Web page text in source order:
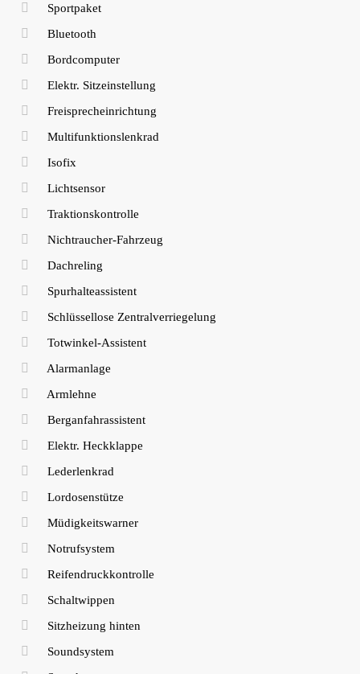
Sportpaket
Bluetooth
Bordcomputer
Elektr. Sitzeinstellung
Freisprecheinrichtung
Multifunktionslenkrad
Isofix
Lichtsensor
Traktionskontrolle
Nichtraucher-Fahrzeug
Dachreling
Spurhalteassistent
Schlüssellose Zentralverriegelung
Totwinkel-Assistent
Alarmanlage
Armlehne
Berganfahrassistent
Elektr. Heckklappe
Lederlenkrad
Lordosenstütze
Müdigkeitswarner
Notrufsystem
Reifendruckkontrolle
Schaltwippen
Sitzheizung hinten
Soundsystem